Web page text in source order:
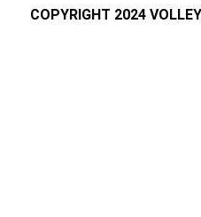
COPYRIGHT 2024